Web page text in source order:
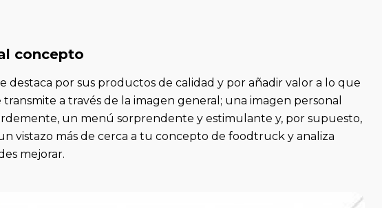
concepto
destaca por sus productos de calidad y por añadir valor a lo que
a través de la imagen general; una imagen personal
un menú sorprendente y estimulante y, por supuesto,
vistazo más de cerca a tu concepto de foodtruck y analiza
mejorar.